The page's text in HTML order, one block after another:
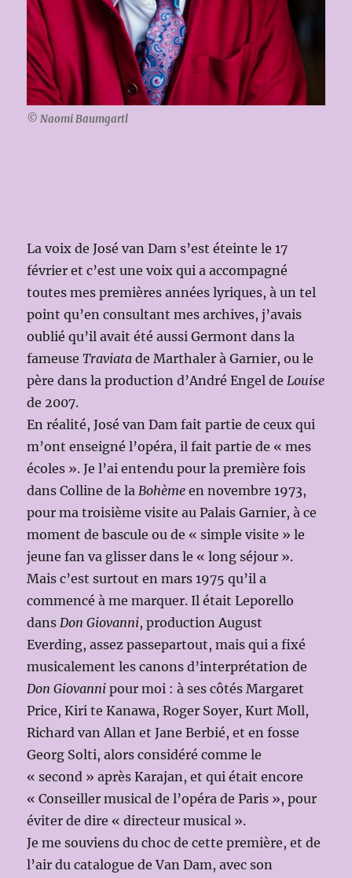
© Naomi Baumgartl
La voix de José van Dam s’est éteinte le 17
février et c’est une voix qui a accompagné
toutes mes premières années lyriques, à un tel
point qu’en consultant mes archives, j’avais
oublié qu’il avait été aussi Germont dans la
fameuseTraviata de Marthaler à Garnier, ou le
père dans la production d’André Engel deLouise
de 2007.
En réalité, José van Dam fait partie de ceux qui
m’ont enseigné l’opéra, il fait partie de « mes
écoles ». Je l’ai entendu pour la première fois
dans Colline de laBohème en novembre 1973,
pour ma troisième visite au Palais Garnier, à ce
moment de bascule ou de « simple visite » le
jeune fan va glisser dans le « long séjour ».
Mais c’est surtout en mars 1975 qu’il a
commencé à me marquer. Il était Leporello
dansDon Giovanni, production August
Everding, assez passepartout, mais qui a fixé
musicalement les canons d’interprétation de
Don Giovanni pour moi : à ses côtés Margaret
Price, Kiri te Kanawa, Roger Soyer, Kurt Moll,
Richard van Allan et Jane Berbié, et en fosse
Georg Solti, alors considéré comme le
« second » après Karajan, et qui était encore
« Conseiller musical de l’opéra de Paris », pour
éviter de dire « directeur musical ».
Je me souviens du choc de cette première, et de
l’air du catalogue de Van Dam, avec son